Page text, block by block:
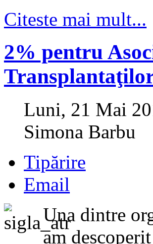
Citeste mai mult...
2% pentru
Luni, 21 Mai
Simona Barbu
Tipărire
Email
Una dintre
am